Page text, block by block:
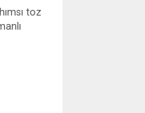
toz